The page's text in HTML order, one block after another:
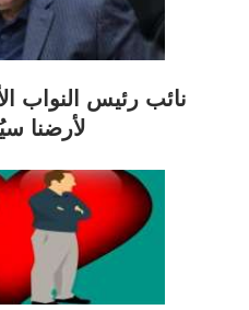
نائب رئيس النواب
لأرضنا